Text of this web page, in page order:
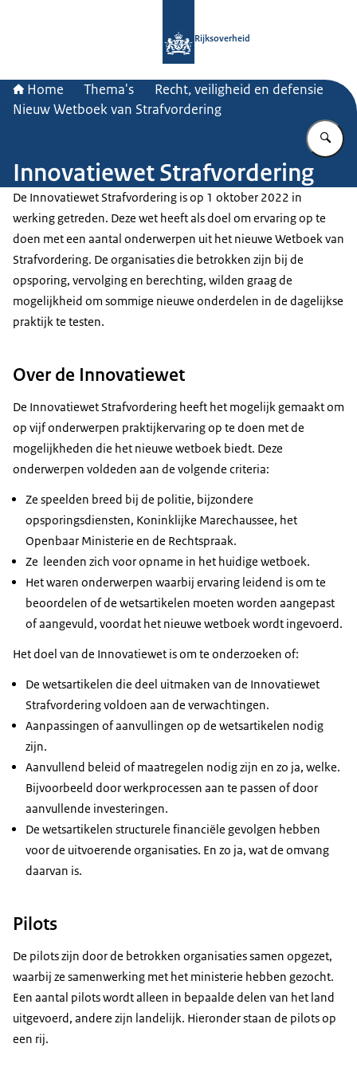
Rijksoverheid
Home Thema's
Recht, veiligheid en defensie
Nieuw Wetboek van Strafvordering
Innovatiewet Strafvordering
De Innovatiewet Strafvordering is op 1 oktober 2022 in
werking getreden. Deze wet heeft als doel om ervaring op te
doen met een aantal onderwerpen uit het nieuwe Wetboek van
Strafvordering. De organisaties die betrokken zijn bij de
opsporing, vervolging en berechting, wilden graag de
mogelijkheid om sommige nieuwe onderdelen in de dagelijkse
praktijk te testen.
Over de Innovatiewet
De Innovatiewet Strafvordering heeft het mogelijk gemaakt om
op vijf onderwerpen praktijkervaring op te doen met de
mogelijkheden die het nieuwe wetboek biedt. Deze
onderwerpen voldeden aan de volgende criteria:
Ze speelden breed bij de politie, bijzondere
opsporingsdiensten, Koninklijke Marechaussee, het
Openbaar Ministerie en de Rechtspraak.
Ze leenden zich voor opname in het huidige wetboek.
Het waren onderwerpen waarbij ervaring leidend is om te
beoordelen of de wetsartikelen moeten worden aangepast
of aangevuld, voordat het nieuwe wetboek wordt ingevoerd.
Het doel van de Innovatiewet is om te onderzoeken of:
De wetsartikelen die deel uitmaken van de Innovatiewet
Strafvordering voldoen aan de verwachtingen.
Aanpassingen of aanvullingen op de wetsartikelen nodig
zijn.
Aanvullend beleid of maatregelen nodig zijn en zo ja, welke.
Bijvoorbeeld door werkprocessen aan te passen of door
aanvullende investeringen.
De wetsartikelen structurele financiële gevolgen hebben
voor de uitvoerende organisaties. En zo ja, wat de omvang
daarvan is.
Pilots
De pilots zijn door de betrokken organisaties samen opgezet,
waarbij ze samenwerking met het ministerie hebben gezocht.
Een aantal pilots wordt alleen in bepaalde delen van het land
uitgevoerd, andere zijn landelijk. Hieronder staan de pilots op
een rij.